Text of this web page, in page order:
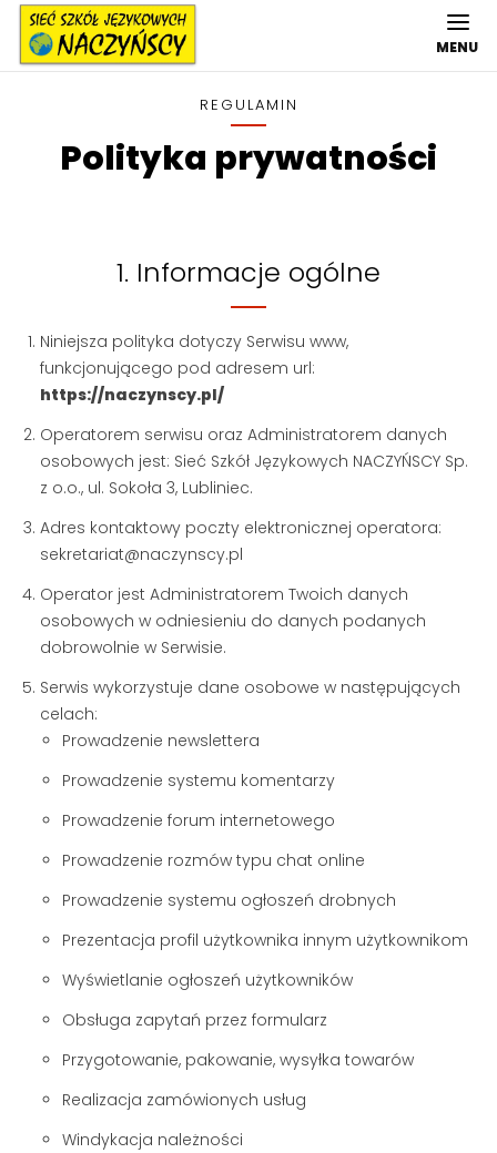
MENU
REGULAMIN
Polityka prywatności
1. Informacje ogólne
Niniejsza polityka dotyczy Serwisu www,
funkcjonującego pod adresem url:
https://naczynscy.pl/
Operatorem serwisu oraz Administratorem danych
osobowych jest: Sieć Szkół Językowych NACZYŃSCY Sp.
z o.o., ul. Sokoła 3, Lubliniec.
Adres kontaktowy poczty elektronicznej operatora:
sekretariat@naczynscy.pl
Operator jest Administratorem Twoich danych
osobowych w odniesieniu do danych podanych
dobrowolnie w Serwisie.
Serwis wykorzystuje dane osobowe w następujących
celach:
Prowadzenie newslettera
Prowadzenie systemu komentarzy
Prowadzenie forum internetowego
Prowadzenie rozmów typu chat online
Prowadzenie systemu ogłoszeń drobnych
Prezentacja profil użytkownika innym użytkownikom
Wyświetlanie ogłoszeń użytkowników
Obsługa zapytań przez formularz
Przygotowanie, pakowanie, wysyłka towarów
Realizacja zamówionych usług
Windykacja należności